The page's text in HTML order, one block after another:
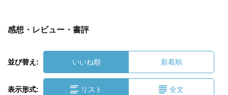
感想・レビュー・書評
並び替え: いいね順 新着順
表示形式: リスト 全文